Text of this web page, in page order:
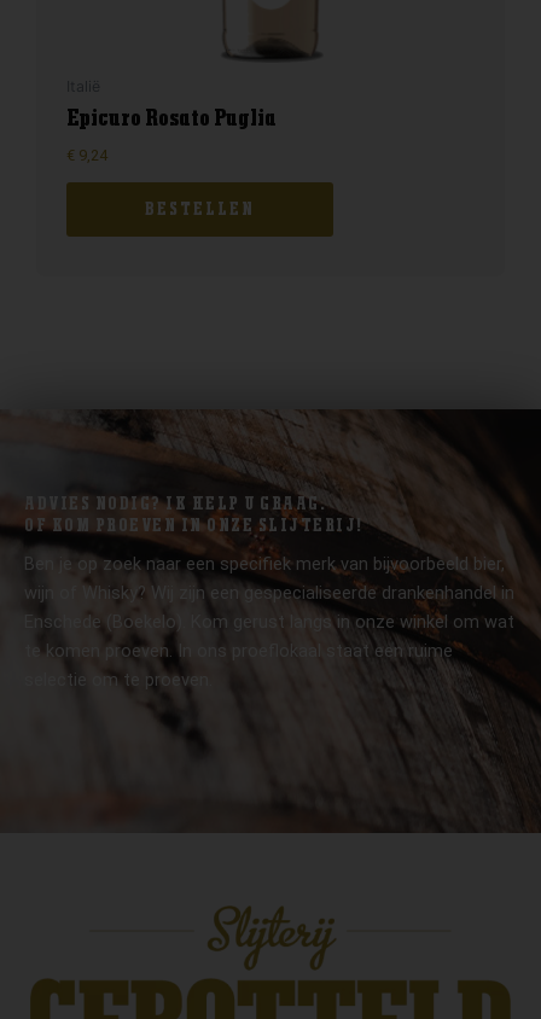
Epicuro Rosato Puglia
€ 9,24
BESTELLEN
ADVIES NODIG? IK HELP U GRAAG.
OF KOM PROEVEN IN ONZE SLIJTERIJ!
Ben je op zoek naar een specifiek merk van bijvoorbeeld bier,
wijn of Whisky? Wij zijn een gespecialiseerde drankenhandel in
Enschede (Boekelo). Kom gerust langs in onze winkel om wat
te komen proeven. In ons proeflokaal staat een ruime
selectie om te proeven.